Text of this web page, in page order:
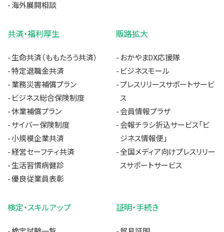
海外展開相談
共済・福利厚生
生命共済（ももたろう共済）
特定退職金共済
業務災害補償プラン
ビジネス総合保険制度
休業補償プラン
サイバー保険制度
小規模企業共済
経営セーフティ共済
生活習慣病健診
優良従業員表彰
販路拡大
おかやまDX応援隊
ビジネスモール
プレスリリースサポートサービ
ス
会員情報プラザ
会報チラシ折込サービス「ビ
ジネス情報便」
全国メディア向けプレスリリー
スサポートサービス
検定・スキルアップ 証明・手続き